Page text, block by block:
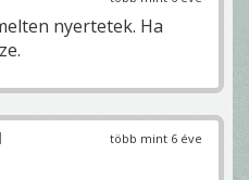
nyertetek. Ha
több mint 6 éve